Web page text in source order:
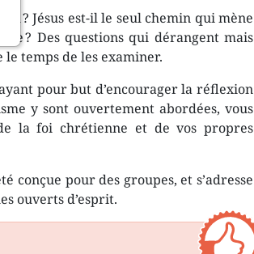
? Jésus est-il le seul chemin qui mène
? Des questions qui dérangent mais
temps de les examiner.
pour but d’encourager la réflexion
y sont ouvertement abordées, vous
la foi chrétienne et de vos propres
conçue pour des groupes, et s’adresse
ouverts d’esprit.